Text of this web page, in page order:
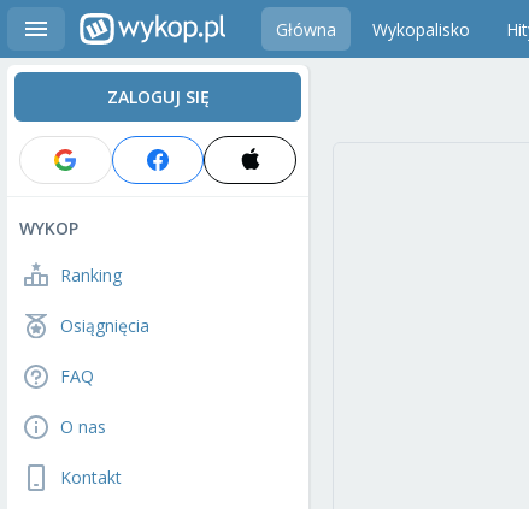
Główna Wykopalisko
ZALOGUJ SIĘ
WYKOP
Ranking
Osiągnięcia
FAQ
O nas
Kontakt